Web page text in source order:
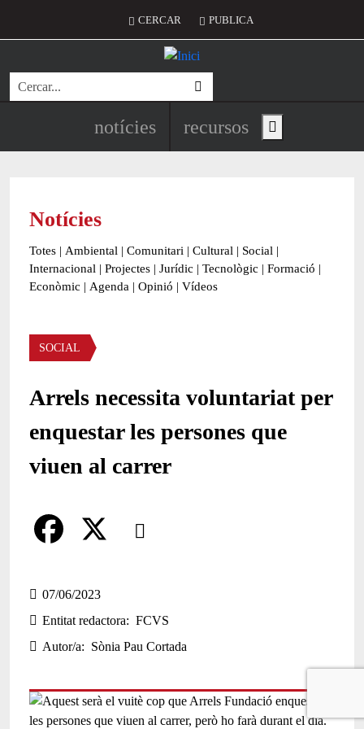
Menú del compte d'usuari
CERCAR PUBLICA
Cerca
Navegació principal de
notícies recursos Show main menu
Notícies
Totes | Ambiental | Comunitari | Cultural | Social |
Internacional | Projectes | Jurídic | Tecnològic | Formació |
Econòmic | Agenda | Opinió | Vídeos
Àmbit de la notícia
SOCIAL
Arrels necessita voluntariat per
enquestar les persones que
viuen al carrer
Comparteix
a
c
e
o
07/06/2023
Entitat redactora
FCVS
Autor/a
Sònia Pau Cortada